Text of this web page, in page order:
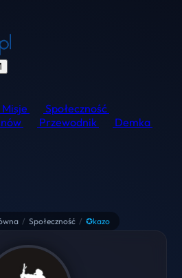
Społeczność
Przewodnik
Demka
/ Społeczność / ✪kazo